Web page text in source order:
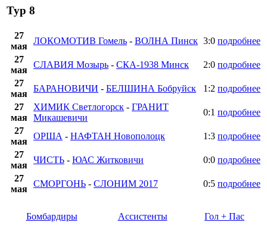
Тур 8
27
мая
ЛОКОМОТИВ Гомель - ВОЛНА Пинск 3:0 подробнее
27
мая
СЛАВИЯ Мозырь - СКА-1938 Минск 2:0 подробнее
27
мая
БАРАНОВИЧИ - БЕЛШИНА Бобруйск 1:2 подробнее
27
мая
ХИМИК Светлогорск - ГРАНИТ
Микашевичи
0:1 подробнее
27
мая
ОРША - НАФТАН Новополоцк 1:3 подробнее
27
мая
ЧИСТЬ - ЮАС Житковичи 0:0 подробнее
27
мая
СМОРГОНЬ - СЛОНИМ 2017 0:5 подробнее
Бомбардиры Ассистенты Гол + Пас